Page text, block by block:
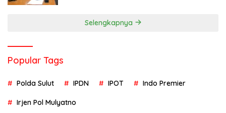
Selengkapnya
Popular Tags
Polda Sulut IPDN IPOT Indo Premier
Irjen Pol Mulyatno